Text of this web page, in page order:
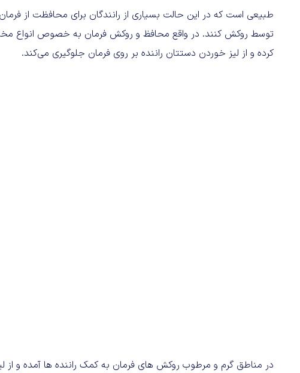
طبیعی است که در این حالت بسیاری از رانندگان برای محافظت از
توسط روکش کنند. در واقع محافظ و روکش فرمان به خصوص انواع
کرده و از لیز خوردن دستتان راننده بر روی فرمان جلوگیری می‌کند.
در مناطق گرم و مرطوب روکش های فرمان به کمک راننده ها آمده و